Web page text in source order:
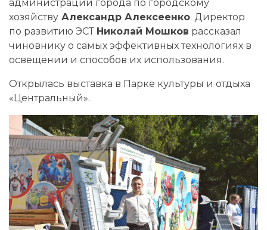
администрации города по городскому
хозяйству Александр Алексеенко. Директор
по развитию ЭСТ Николай Мошков рассказал
чиновнику о самых эффективных технологиях в
освещении и способов их использования.
Открылась выставка в Парке культуры и отдыха
«Центральный».